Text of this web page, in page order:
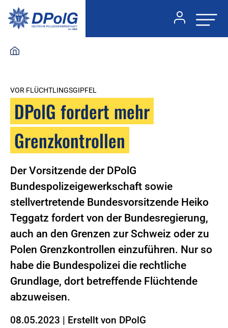
VOR FLÜCHTLINGSGIPFEL
DPolG fordert mehr
Grenzkontrollen
Der Vorsitzende der DPolG
Bundespolizeigewerkschaft sowie
stellvertretende Bundesvorsitzende Heiko
Teggatz fordert von der Bundesregierung,
auch an den Grenzen zur Schweiz oder zu
Polen Grenzkontrollen einzuführen. Nur so
habe die Bundespolizei die rechtliche
Grundlage, dort betreffende Flüchtende
abzuweisen.
08.05.2023 | Erstellt von DPolG